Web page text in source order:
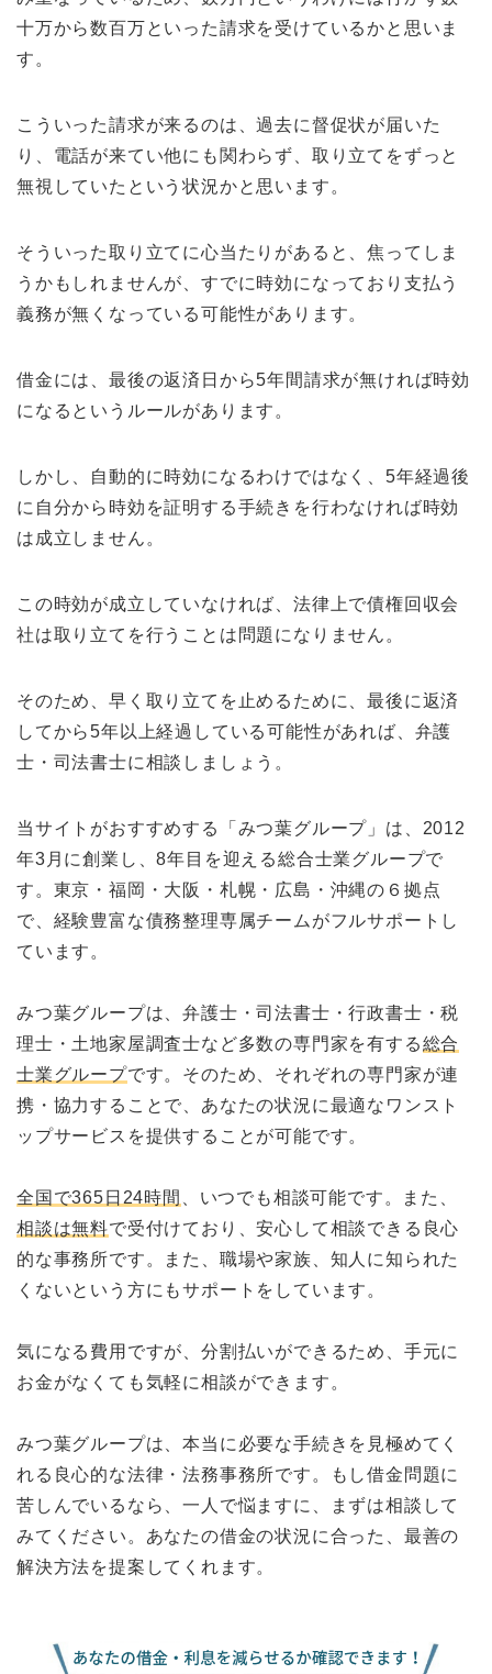
十万から数百万といった請求を受けているかと思いま
す。
こういった請求が来るのは、過去に督促状が届いた
り、電話が来てい他にも関わらず、取り立てをずっと
無視していたという状況かと思います。
そういった取り立てに心当たりがあると、焦ってしま
うかもしれませんが、すでに時効になっており支払う
義務が無くなっている可能性があります。
借金には、最後の返済日から5年間請求が無ければ時効
になるというルールがあります。
しかし、自動的に時効になるわけではなく、5年経過後
に自分から時効を証明する手続きを行わなければ時効
は成立しません。
この時効が成立していなければ、法律上で債権回収会
社は取り立てを行うことは問題になりません。
そのため、早く取り立てを止めるために、最後に返済
してから5年以上経過している可能性があれば、弁護
士・司法書士に相談しましょう。
当サイトがおすすめする「みつ葉グループ」は、2012
年3月に創業し、8年目を迎える総合士業グループで
す。東京・福岡・大阪・札幌・広島・沖縄の６拠点
で、経験豊富な債務整理専属チームがフルサポートし
ています。
みつ葉グループは、弁護士・司法書士・行政書士・税
理士・土地家屋調査士など多数の専門家を有する総合
士業グループです。そのため、それぞれの専門家が連
携・協力することで、あなたの状況に最適なワンスト
ップサービスを提供することが可能です。
全国で365日24時間
、いつでも相談可能です。また、
相談は無料で受付けており、安心して相談できる良心
的な事務所です。また、職場や家族、知人に知られた
くないという方にもサポートをしています。
気になる費用ですが、分割払いができるため、手元に
お金がなくても気軽に相談ができます。
みつ葉グループは、本当に必要な手続きを見極めてく
れる良心的な法律・法務事務所です。もし借金問題に
苦しんでいるなら、一人で悩ますに、まずは相談して
みてください。あなたの借金の状況に合った、最善の
解決方法を提案してくれます。